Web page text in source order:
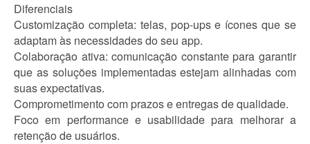
Diferenciais
Customização completa: telas, pop-ups e ícones que se
adaptam às necessidades do seu app.
Colaboração ativa: comunicação constante para garantir
que as soluções implementadas estejam alinhadas com
suas expectativas.
Comprometimento com prazos e entregas de qualidade.
Foco em performance e usabilidade para melhorar a
retenção de usuários.